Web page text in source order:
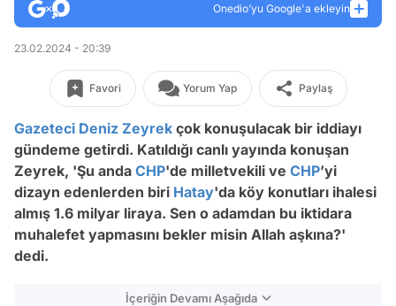
Onedio’yu Google'a ekleyin
23.02.2024 - 20:39
Favori Yorum Yap Paylaş
Gazeteci Deniz Zeyrek çok konuşulacak bir iddiayı
gündeme getirdi. Katıldığı canlı yayında konuşan
Zeyrek, 'Şu anda CHP'de milletvekili ve CHP’yi
dizayn edenlerden biri Hatay'da köy konutları ihalesi
almış 1.6 milyar liraya. Sen o adamdan bu iktidara
muhalefet yapmasını bekler misin Allah aşkına?'
dedi.
İçeriğin Devamı Aşağıda